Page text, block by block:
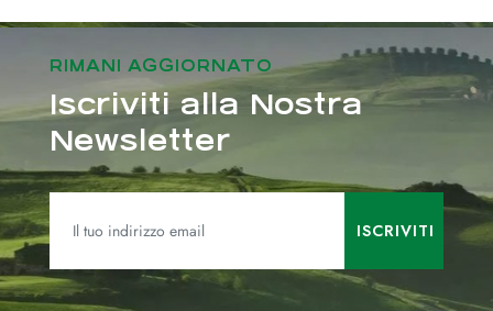
RIMANI AGGIORNATO
Iscriviti alla Nostra
Newsletter